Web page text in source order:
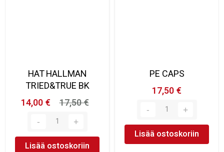
HAT HALLMAN
TRIED&TRUE BK
14,00 €
17,50 €
Lisää ostoskoriin
PE CAPS
17,50 €
Lisää ostoskoriin